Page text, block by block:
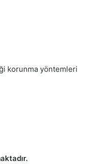
korunma yöntemleri